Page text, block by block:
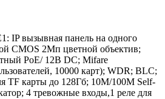
IP вызывная панель на одного
CMOS 2Мп цветной объектив;
PoE/ 12В DC; Mifare
10000 карт); WDR; BLC;
TF карты до 128Гб; 10M/100M Self-
4 тревожные входы,1 реле для